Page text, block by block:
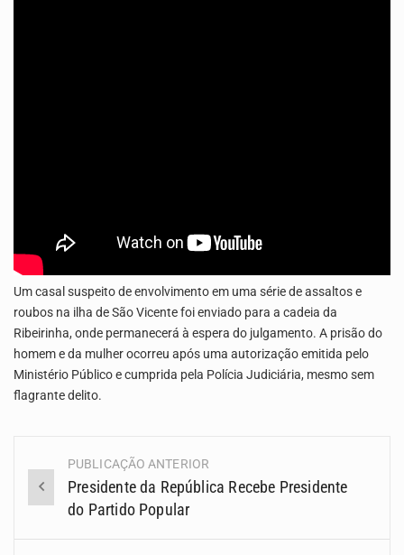
Um casal suspeito de envolvimento em uma série de assaltos e
roubos na ilha de São Vicente foi enviado para a cadeia da
Ribeirinha, onde permanecerá à espera do julgamento. A prisão do
homem e da mulher ocorreu após uma autorização emitida pelo
Ministério Público e cumprida pela Polícia Judiciária, mesmo sem
flagrante delito.
Navegação
(Posts)
PUBLICAÇÃO ANTERIOR
Presidente da República Recebe Presidente
do Partido Popular